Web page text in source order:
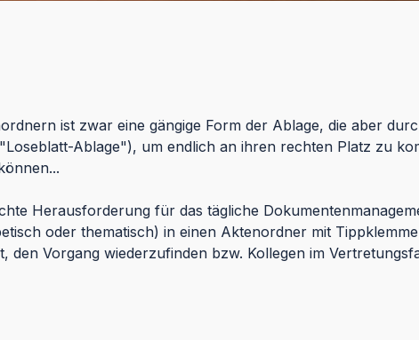
ist zwar eine gängige Form der Ablage, die aber
Ablage"), um endlich an ihren rechten Platz zu
Herausforderung für das tägliche
oder thematisch) in einen Aktenordner mit
Vorgang wiederzufinden bzw. Kollegen im